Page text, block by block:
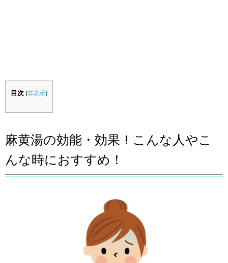
目次 [非表示]
麻黄湯の効能・効果！こんな人やこ
んな時におすすめ！